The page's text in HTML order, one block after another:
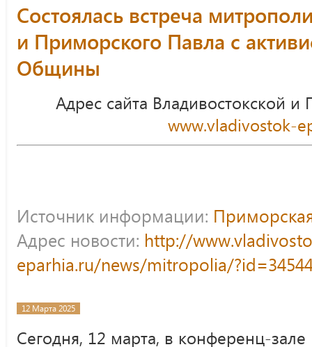
Состоялась встреча
и Приморского Павла с
Общины
Адрес сайта Владивостокской
www.vladivostok-
Источник информации:
Адрес новости: http://
eparhia.ru/news/mitropolia/
12 Марта 2025
Сегодня, 12 марта, в конференц-